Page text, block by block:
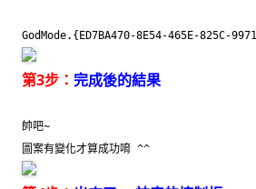
GodMode.{ED7BA470-8E54-465E-825C-
第3步： 完成後的結果
帥吧~
圖案有變化才算成功唷 ^^